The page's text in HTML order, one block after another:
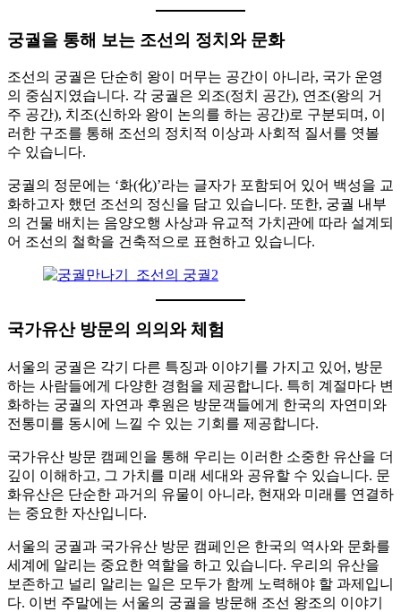
궁궐을 통해 보는 조선의 정치와 문화
조선의 궁궐은 단순히 왕이 머무는 공간이 아니라, 국가 운영
의 중심지였습니다. 각 궁궐은 외조(정치 공간), 연조(왕의 거
주 공간), 치조(신하와 왕이 논의를 하는 공간)로 구분되며, 이
러한 구조를 통해 조선의 정치적 이상과 사회적 질서를 엿볼
수 있습니다.
궁궐의 정문에는 ‘화(化)’라는 글자가 포함되어 있어 백성을 교
화하고자 했던 조선의 정신을 담고 있습니다. 또한, 궁궐 내부
의 건물 배치는 음양오행 사상과 유교적 가치관에 따라 설계되
어 조선의 철학을 건축적으로 표현하고 있습니다.
국가유산 방문의 의의와 체험
서울의 궁궐은 각기 다른 특징과 이야기를 가지고 있어, 방문
하는 사람들에게 다양한 경험을 제공합니다. 특히 계절마다 변
화하는 궁궐의 자연과 후원은 방문객들에게 한국의 자연미와
전통미를 동시에 느낄 수 있는 기회를 제공합니다.
국가유산 방문 캠페인을 통해 우리는 이러한 소중한 유산을 더
깊이 이해하고, 그 가치를 미래 세대와 공유할 수 있습니다. 문
화유산은 단순한 과거의 유물이 아니라, 현재와 미래를 연결하
는 중요한 자산입니다.
서울의 궁궐과 국가유산 방문 캠페인은 한국의 역사와 문화를
세계에 알리는 중요한 역할을 하고 있습니다. 우리의 유산을
보존하고 널리 알리는 일은 모두가 함께 노력해야 할 과제입니
다. 이번 주말에는 서울의 궁궐을 방문해 조선 왕조의 이야기